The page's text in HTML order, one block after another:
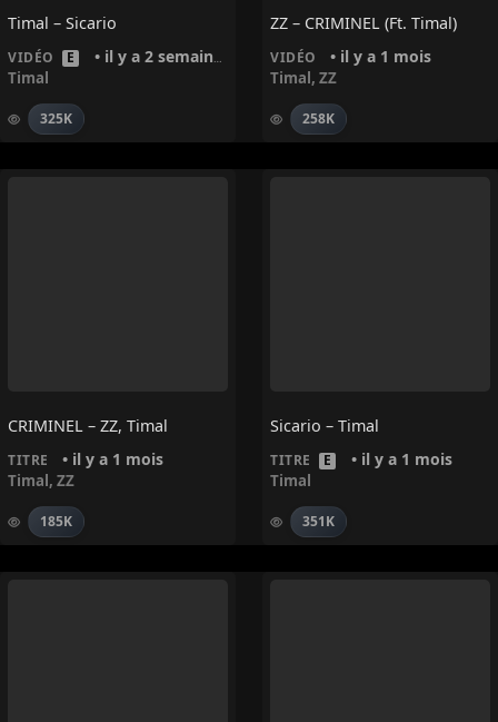
Timal – Sicario
VIDÉO E • il y a 2 semaines
Timal
325K
ZZ – CRIMINEL (ft. Timal)
VIDÉO • il y a 1 mois
Timal, ZZ
258K
CRIMINEL – ZZ, Timal
TITRE • il y a 1 mois
Timal, ZZ
185K
Sicario – Timal
TITRE E • il y a 1 mois
Timal
351K